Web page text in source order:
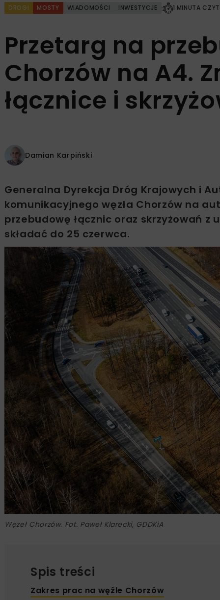
DROGI MOSTY WIADOMOŚCI INWESTYCJE 1 MINUTA
Przetarg na
Chorzów na A4.
łącznice i
Damian Karpiński
Generalna Dyrekcja Dróg Krajowych i
komunikacyjnego węzła Chorzów na
przebudowę łącznic oraz skrzyżowań
składać do 25 czerwca.
Węzeł Chorzów. Fot. Paweł Klarecki, GDDKiA
Spis treści
Zakres prac na węźle Chorzów